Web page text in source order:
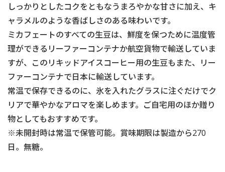
しっかりとしたコクをともなうまろやかな甘さに加え、キ
ャラメルのような香ばしさのある味わいです。
ミカフェートのすべての生豆は、鮮度を保つために温度管
理ができるリーファーコンテナか航空貨物で輸送していま
すが、このリキッドアイスコーヒー用の生豆もまた、リー
ファーコンテナで日本に輸送しています。
常温で保存できるのに、氷を入れたグラスに注ぐだけでク
リアで華やかなアロマを楽しめます。ご自宅用のほか贈り
物としてもおすすめです。
※未開封時は常温で保管可能。賞味期限は製造から270
日。無糖。